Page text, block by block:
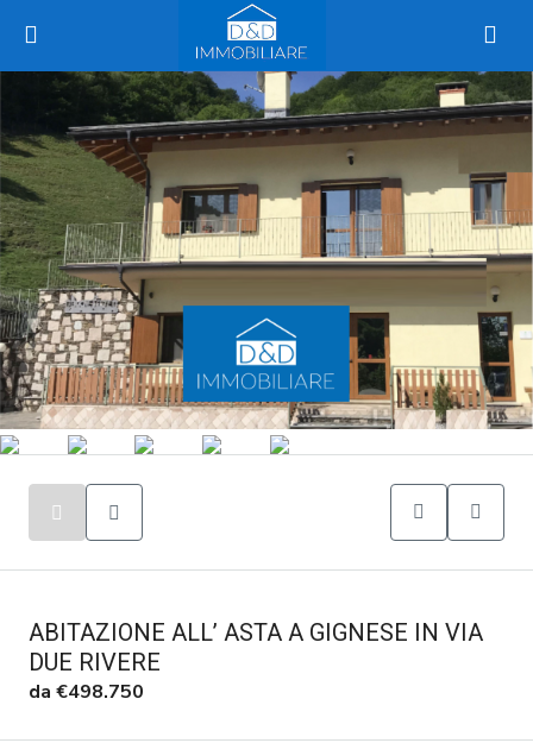
ABITAZIONE ALL’ ASTA A GIGNESE IN VIA
DUE RIVERE
da €498.750